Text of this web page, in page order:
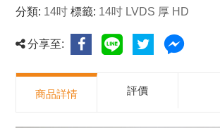
分類: 14吋 標籤: 14吋 LVDS 厚 HD
分享至:
商品詳情 評價